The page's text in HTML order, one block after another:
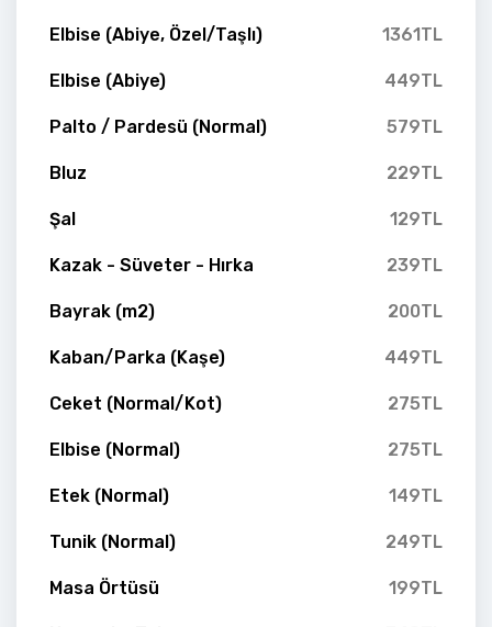
Elbise (Abiye, Özel/Taşlı) 1361TL
Elbise (Abiye) 449TL
Palto / Pardesü (Normal) 579TL
Bluz 229TL
Şal 129TL
Kazak - Süveter - Hırka 239TL
Bayrak (m2) 200TL
Kaban/Parka (Kaşe) 449TL
Ceket (Normal/Kot) 275TL
Elbise (Normal) 275TL
Etek (Normal) 149TL
Tunik (Normal) 249TL
Masa Örtüsü 199TL